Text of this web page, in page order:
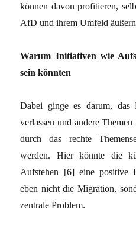
können davon profitieren,
AfD und ihrem Umfeld
Warum Initiativen wie
sein könnten
Dabei ginge es darum, das
verlassen und andere
durch das rechte
werden. Hier könnte die
Aufstehen [6] eine positive
eben nicht die Migration,
zentrale Problem.